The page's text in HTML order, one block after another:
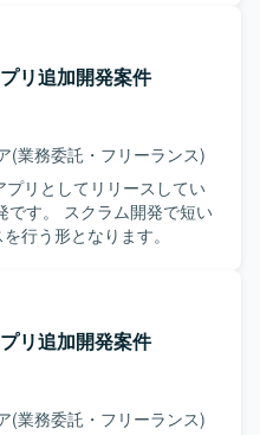
リ追加開発案件
(業務委託・フリーランス)
リとしてリリースしてい
です。 スクラム開発で短い
行う形となります。
リ追加開発案件
(業務委託・フリーランス)